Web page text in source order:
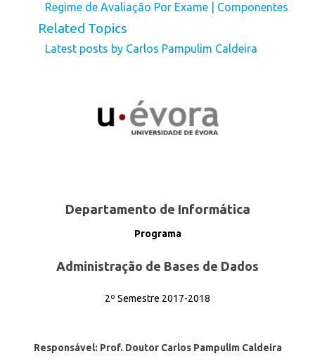
Regime de Avaliação Por Exame | Componentes
Related Topics
Latest posts by Carlos Pampulim Caldeira
Departamento de Informática
Programa
Administração de Bases de Dados
2º Semestre 2017-2018
Responsável: Prof. Doutor Carlos Pampulim Caldeira